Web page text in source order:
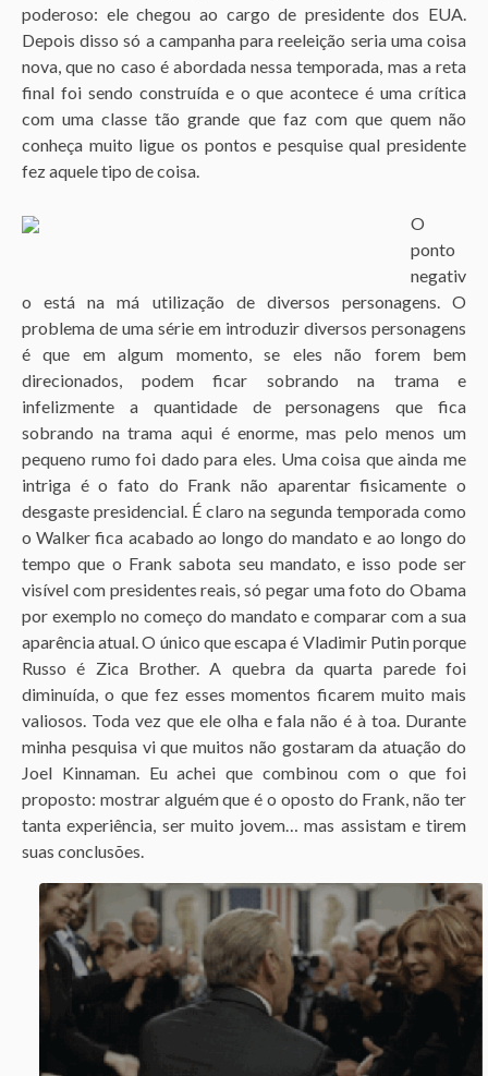
poderoso: ele chegou ao cargo de presidente dos EUA.
Depois disso só a campanha para reeleição seria uma coisa
nova, que no caso é abordada nessa temporada, mas a reta
final foi sendo construída e o que acontece é uma crítica
com uma classe tão grande que faz com que quem não
conheça muito ligue os pontos e pesquise qual presidente
fez aquele tipo de coisa.
O
ponto
negativ
o está na má utilização de diversos personagens. O
problema de uma série em introduzir diversos personagens
é que em algum momento, se eles não forem bem
direcionados, podem ficar sobrando na trama e
infelizmente a quantidade de personagens que fica
sobrando na trama aqui é enorme, mas pelo menos um
pequeno rumo foi dado para eles. Uma coisa que ainda me
intriga é o fato do Frank não aparentar fisicamente o
desgaste presidencial. É claro na segunda temporada como
o Walker fica acabado ao longo do mandato e ao longo do
tempo que o Frank sabota seu mandato, e isso pode ser
visível com presidentes reais, só pegar uma foto do Obama
por exemplo no começo do mandato e comparar com a sua
aparência atual. O único que escapa é Vladimir Putin porque
Russo é Zica Brother. A quebra da quarta parede foi
diminuída, o que fez esses momentos ficarem muito mais
valiosos. Toda vez que ele olha e fala não é à toa. Durante
minha pesquisa vi que muitos não gostaram da atuação do
Joel Kinnaman. Eu achei que combinou com o que foi
proposto: mostrar alguém que é o oposto do Frank, não ter
tanta experiência, ser muito jovem… mas assistam e tirem
suas conclusões.